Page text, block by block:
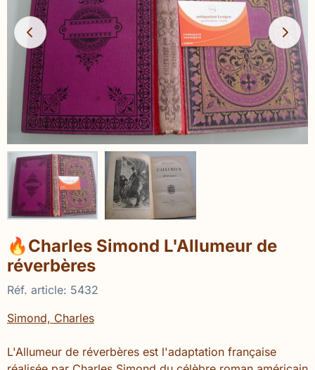
🔥Charles Simond L'Allumeur de
réverbères
Réf. article: 5432
Simond, Charles
L'Allumeur de réverbères est l'adaptation française